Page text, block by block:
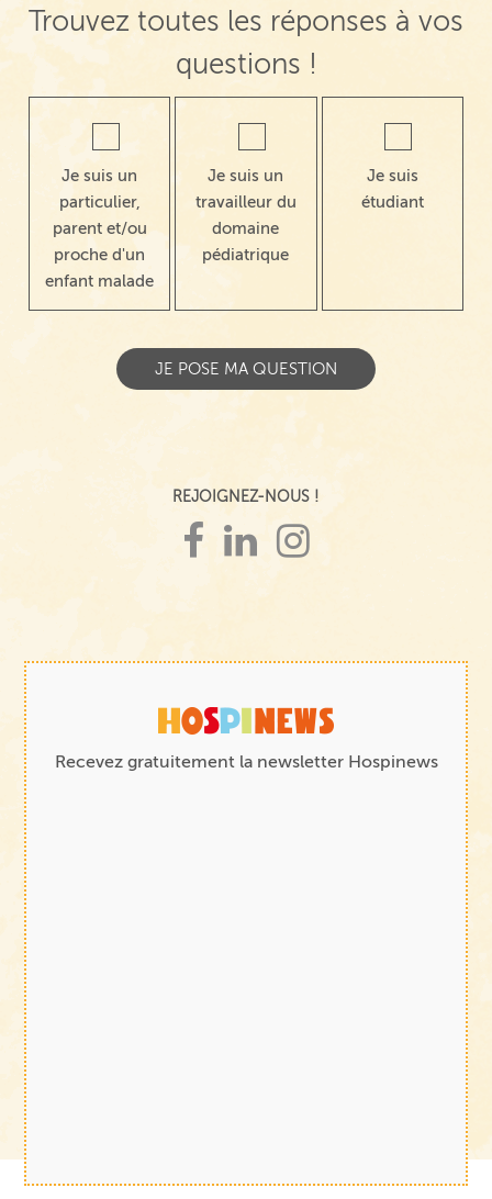
Trouvez toutes les réponses à vos
questions !
Je suis un
particulier,
parent et/ou
proche d'un
enfant malade
Je suis un
travailleur du
domaine
pédiatrique
Je suis
étudiant
REJOIGNEZ-NOUS !
Recevez gratuitement la newsletter Hospinews